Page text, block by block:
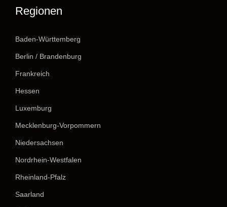
Regionen
Baden-Württemberg
Berlin / Brandenburg
Frankreich
Hessen
Luxemburg
Mecklenburg-Vorpommern
Niedersachsen
Nordrhein-Westfalen
Rheinland-Pfalz
Saarland